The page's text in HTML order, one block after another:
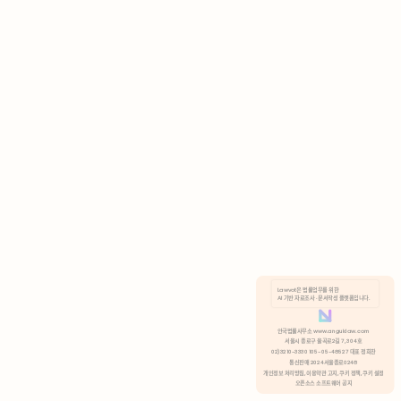
분석 쿠키 허용
Lawvot은 법률업무를 위한
AI 기반 자료조사 · 문서작성 플랫폼입니다.
안국법률사무소 www.anguklaw.com
서울시 종로구 율곡로2길 7, 304호
02)3210-3330 105-05-48527 대표 정희찬
통신판매 2024서울종로0248
개인정보 처리방침, 이용약관 고지, 쿠키 정책, 쿠키 설정
오픈소스 소프트웨어 공지